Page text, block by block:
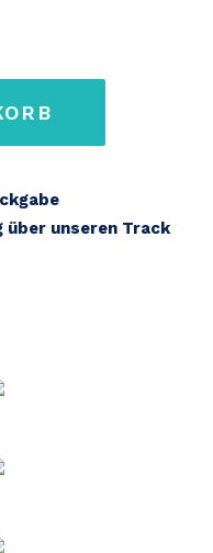
über unseren Track